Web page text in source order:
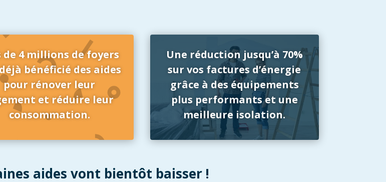
de 4 millions de foyers
bénéficié des aides
pour rénover leur
et réduire leur
consommation.
Une réduction jusqu’à 70%
sur vos factures d’énergie
grâce à des équipements
plus performants et une
meilleure isolation.
aides vont bientôt baisser !